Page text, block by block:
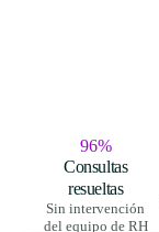
96%
Consultas
resueltas
Sin intervención
del equipo de RH